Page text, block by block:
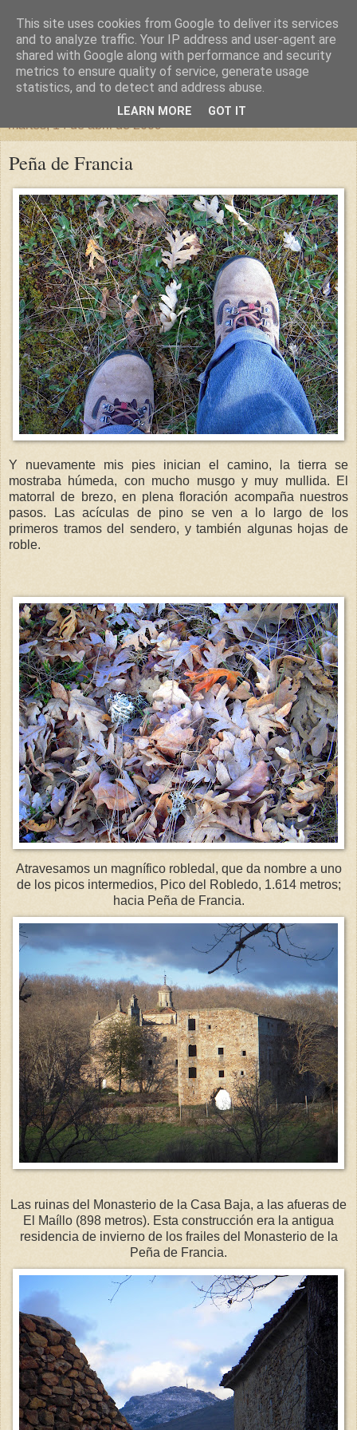
un sitio diferente
una casa para crecer, un castillo para soñar
martes, 14 de abril de 2009
Peña de Francia
Y nuevamente mis pies inician el camino, la tierra se
mostraba húmeda, con mucho musgo y muy mullida. El
matorral de brezo, en plena floración acompaña nuestros
pasos. Lasacículas de pino se ven a lo largo de los
primeros tramos del sendero, y también algunas hojas de
roble.
Atravesamos un magnífico robledal, que da nombre a uno
de los picos intermedios, Pico del Robledo, 1.614 metros;
hacia Peña de Francia.
Las ruinas del Monasterio de la Casa Baja, a las afueras de
El Maíllo (898 metros). Esta construcción era la antigua
residencia de invierno de los frailes del Monasterio de la
Peña de Francia.
This site uses cookies from Google to deliver its services
and to analyze traffic. Your IP address and user-agent are
shared with Google along with performance and security
metrics to ensure quality of service, generate usage
statistics, and to detect and address abuse.
LEARN MORE GOT IT